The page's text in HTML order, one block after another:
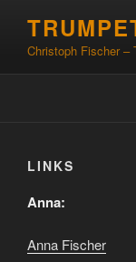
springenChristoph Fischer –
LINKS
Anna:
Anna Fischer